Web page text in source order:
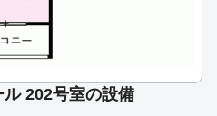
202号室の設備